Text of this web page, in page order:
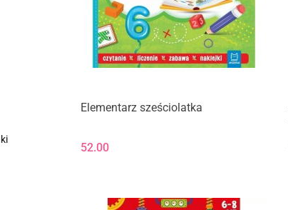
Elementarz sześciolatka
52.00